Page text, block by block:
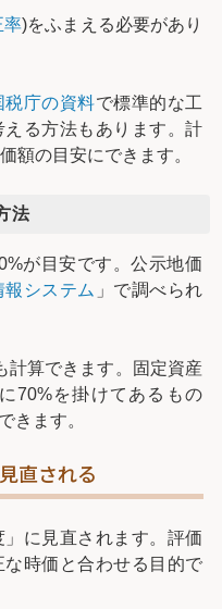
率)をふまえる必要があり
税庁の資料で標準的な工
る方法もあります。計
額の目安にできます。
法
が目安です。公示地価
報システム 」で調べられ
計算できます。固定資産
70%を掛けてあるもの
きます。
直される
に見直されます。評価
時価と合わせる目的で